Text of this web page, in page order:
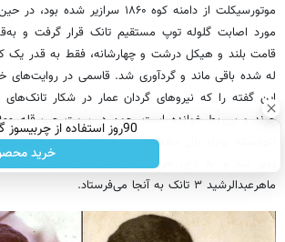
موتورسیکلت از دامنه کوه ۱۸۶۰
مورد اصابت گلوله توپ مستقیم تانک قرار گرفت و
قامت بلند و هیکل درشت و چهارشانه، فقط به قدر
این گفته را که نیروهای گردان عمار در شکار
پذیر شد و به ازای هر تانکی که گردان عمار به
ماهرعبدالرشید ۳ تانک به آنجا می‌فرستاد.
90روز استفاده از
همیشگی باخرید